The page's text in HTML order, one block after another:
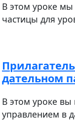
В этом уроке
частицы для
дательном
В этом уроке вы
управлением в